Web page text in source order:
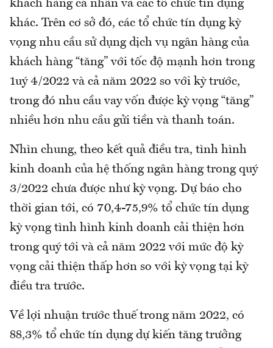
khách hàng cá nhân và các tổ chức tín dụng
khác. Trên cơ sở đó, các tổ chức tín dụng kỳ
vọng nhu cầu sử dụng dịch vụ ngân hàng của
khách hàng “tăng” với tốc độ mạnh hơn trong
1uý 4/2022 và cả năm 2022 so với kỳ trước,
trong đó nhu cầu vay vốn được kỳ vọng “tăng”
nhiều hơn nhu cầu gửi tiền và thanh toán.
Nhìn chung, theo kết quả điều tra, tình hình
kinh doanh của hệ thống ngân hàng trong quý
3/2022 chưa được như kỳ vọng. Dự báo cho
thời gian tới, có 70,4-75,9% tổ chức tín dụng
kỳ vọng tình hình kinh doanh cải thiện hơn
trong quý tới và cả năm 2022 với mức độ kỳ
vọng cải thiện thấp hơn so với kỳ vọng tại kỳ
điều tra trước.
Về lợi nhuận trước thuế trong năm 2022, có
88,3% tổ chức tín dụng dự kiến tăng trưởng